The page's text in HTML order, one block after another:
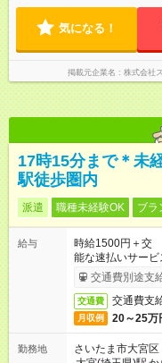
気になる！
掲載元企業名 株式会社
17時15分まで＊未
駅徒歩圏内
派遣 職種未経験OK ブラ
給与
時給1500円＋交
能な速払いサービ
交通費別途支
交通費 交通費支
月収例 20～25万
勤務地
さいたま市大宮区